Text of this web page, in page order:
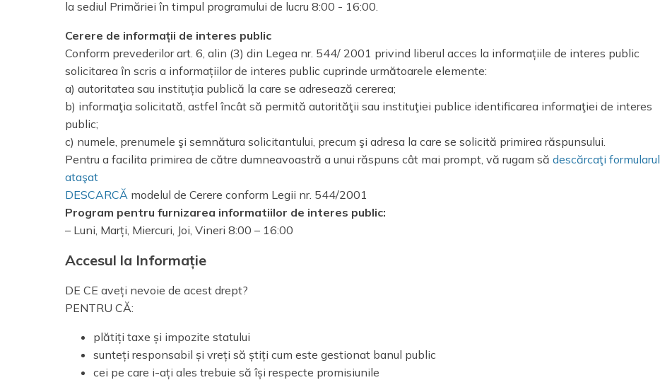
la sediul Primăriei în timpul programului de lucru 8:00 - 16:00.
Cerere de informații de interes public
Conform prevederilor art. 6, alin (3) din Legea nr. 544/ 2001 privind liberul acces la informațiile de interes public
solicitarea în scris a informațiilor de interes public cuprinde următoarele elemente:
a) autoritatea sau instituția publică la care se adresează cererea;
b) informaţia solicitată, astfel încât să permită autorităţii sau instituţiei publice identificarea informaţiei de interes
public;
c) numele, prenumele şi semnătura solicitantului, precum şi adresa la care se solicită primirea răspunsului.
Pentru a facilita primirea de către dumneavoastră a unui răspuns cât mai prompt, vă rugam să descărcaţi formularul
ataşat
DESCARCĂ modelul de Cerere conform Legii nr. 544/2001
Program pentru furnizarea informatiilor de interes public:
– Luni, Marți, Miercuri, Joi, Vineri 8:00 – 16:00
Accesul la Informație
DE CE aveți nevoie de acest drept?
PENTRU CĂ:
plătiți taxe și impozite statului
sunteți responsabil și vreți să știți cum este gestionat banul public
cei pe care i-ați ales trebuie să își respecte promisiunile